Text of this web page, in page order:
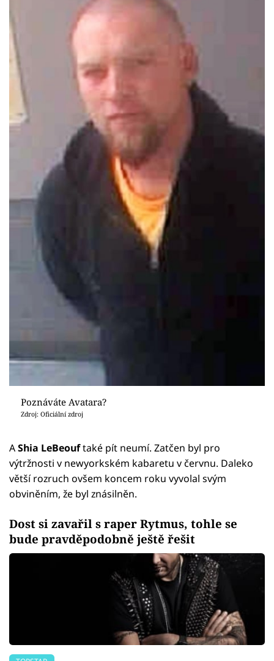
Poznáváte Avatara?
Zdroj: Oficiální zdroj
AShia LeBeouftaké pít neumí. Zatčen byl pro
výtržnosti v newyorkském kabaretu v červnu. Daleko
větší rozruch ovšem koncem roku vyvolal svým
obviněním, že byl znásilněn.
Dost si zavařil s raper Rytmus, tohle se
bude pravděpodobně ještě řešit